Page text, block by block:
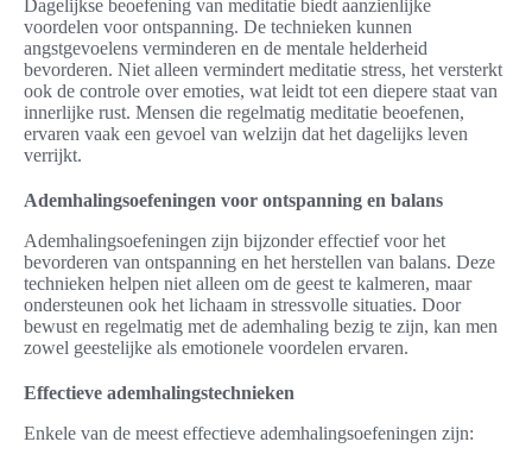
Dagelijkse beoefening van meditatie biedt aanzienlijke
voordelen voor ontspanning. De technieken kunnen
angstgevoelens verminderen en de mentale helderheid
bevorderen. Niet alleen vermindert meditatie stress, het versterkt
ook de controle over emoties, wat leidt tot een diepere staat van
innerlijke rust. Mensen die regelmatig meditatie beoefenen,
ervaren vaak een gevoel van welzijn dat het dagelijks leven
verrijkt.
Ademhalingsoefeningen voor ontspanning en balans
Ademhalingsoefeningen zijn bijzonder effectief voor het
bevorderen van ontspanning en het herstellen van balans. Deze
technieken helpen niet alleen om de geest te kalmeren, maar
ondersteunen ook het lichaam in stressvolle situaties. Door
bewust en regelmatig met de ademhaling bezig te zijn, kan men
zowel geestelijke als emotionele voordelen ervaren.
Effectieve ademhalingstechnieken
Enkele van de meest effectieve ademhalingsoefeningen zijn: